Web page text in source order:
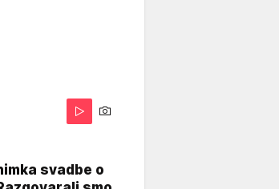
svadbe o